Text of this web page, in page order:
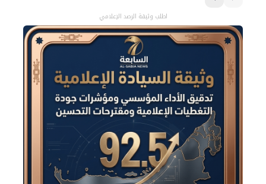
اطلب وثيقة الرصد الإعلامي